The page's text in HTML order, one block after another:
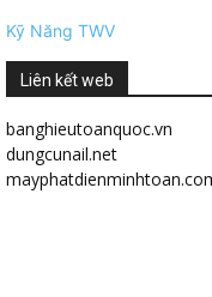
Kỹ Năng TWV
Liên kết web
banghieutoanquoc.vn
dungcunail.net